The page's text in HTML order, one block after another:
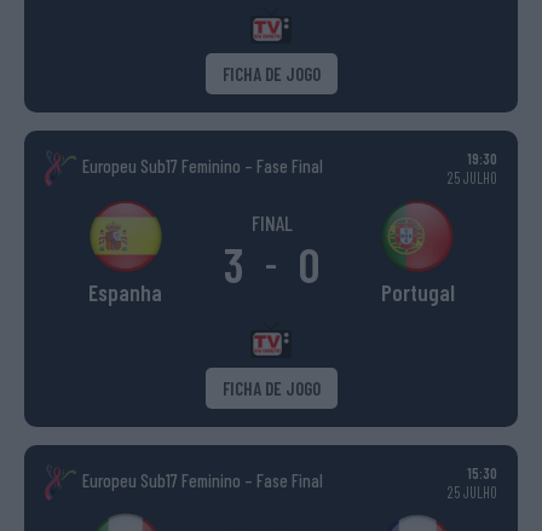
FICHA DE JOGO
Europeu Sub17 Feminino – Fase Final
19:30
25 JULHO
Espanha
FINAL
3 - 0 Portugal
FICHA DE JOGO
Europeu Sub17 Feminino – Fase Final
15:30
25 JULHO